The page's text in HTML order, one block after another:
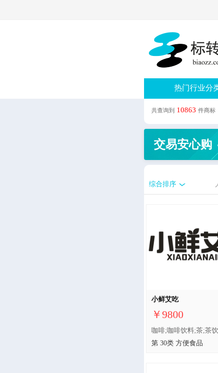
热门行业分
共查询到 10863 件商标
交易安心购
综合排序
小鲜艾吃
￥9800
第 30类 方便食品